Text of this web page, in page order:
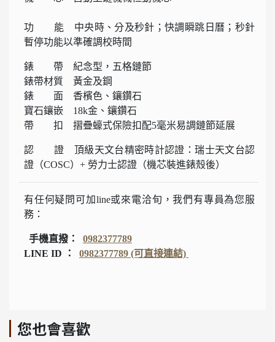
功 能 中央時、分及秒針；快調瞬跳日曆；秒針
暫停功能以準確調校時間
錶 帶 紀念型，五格鏈節
錶帶材質 黃金及鋼
錶 面 香檳色、鑲鑽石
寶石鑲嵌 18k金、鑲鑽石
帶 扣 摺疊蠔式保險扣配5毫米易調鏈節延展
認 證 頂級天文台精密時計認證：瑞士天文台認
證（COSC）+ 勞力士認證（機芯裝進錶殼後）
有任何疑問可加line或來電洽旬，我們有專員為您服
務：
手機直撥：
0982377789
LINE ID ：
0982377789 (可直接連結)
您也會喜歡